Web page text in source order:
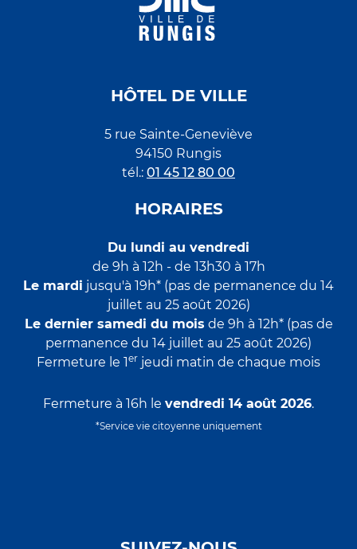
HÔTEL DE VILLE
5 rue Sainte-Geneviève
94150 Rungis
tél.: 01 45 12 80 00
HORAIRES
Du lundi au vendredi
de 9h à 12h - de 13h30 à 17h
Le mardi jusqu'à 19h* (pas de permanence du 14
juillet au 25 août 2026)
Le dernier samedi du mois de 9h à 12h* (pas de
permanence du 14 juillet au 25 août 2026)
Fermeture le 1er jeudi matin de chaque mois
Fermeture à 16h le vendredi 14 août 2026.
*Service vie citoyenne uniquement